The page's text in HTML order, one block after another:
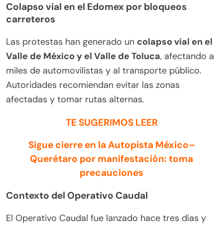
Colapso vial en el Edomex por bloqueos
carreteros
Las protestas han generado un colapso vial en el
Valle de México y el Valle de Toluca, afectando a
miles de automovilistas y al transporte público.
Autoridades recomiendan evitar las zonas
afectadas y tomar rutas alternas.
TE SUGERIMOS LEER
Sigue cierre en la Autopista México–
Querétaro por manifestación: toma
precauciones
Contexto del Operativo Caudal
El Operativo Caudal fue lanzado hace tres días y